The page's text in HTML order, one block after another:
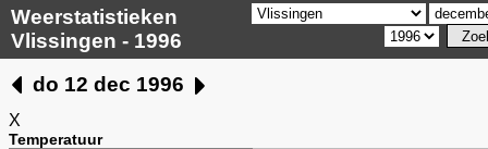
Weerstatistieken
Vlissingen - 1996
do 12 dec 1996
X
Temperatuur